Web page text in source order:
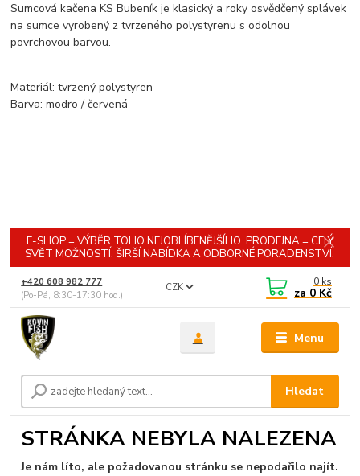
Sumcová kačena KS Bubeník je klasický a roky osvědčený splávek
na sumce vyrobený z tvrzeného polystyrenu s odolnou
povrchovou barvou.
Materiál: tvrzený polystyren
Barva: modro / červená
E-SHOP = VÝBĚR TOHO NEJOBLÍBENĚJŠÍHO. PRODEJNA = CELÝ
SVĚT MOŽNOSTÍ, ŠIRŠÍ NABÍDKA A ODBORNÉ PORADENSTVÍ.
Menu
CZK
Hledat
+420 608 982 777
(Po-Pá, 8:30-17:30 hod.)
0 ks
za 0 Kč
STRÁNKA NEBYLA NALEZENA
Je nám líto, ale požadovanou stránku se nepodařilo najít.